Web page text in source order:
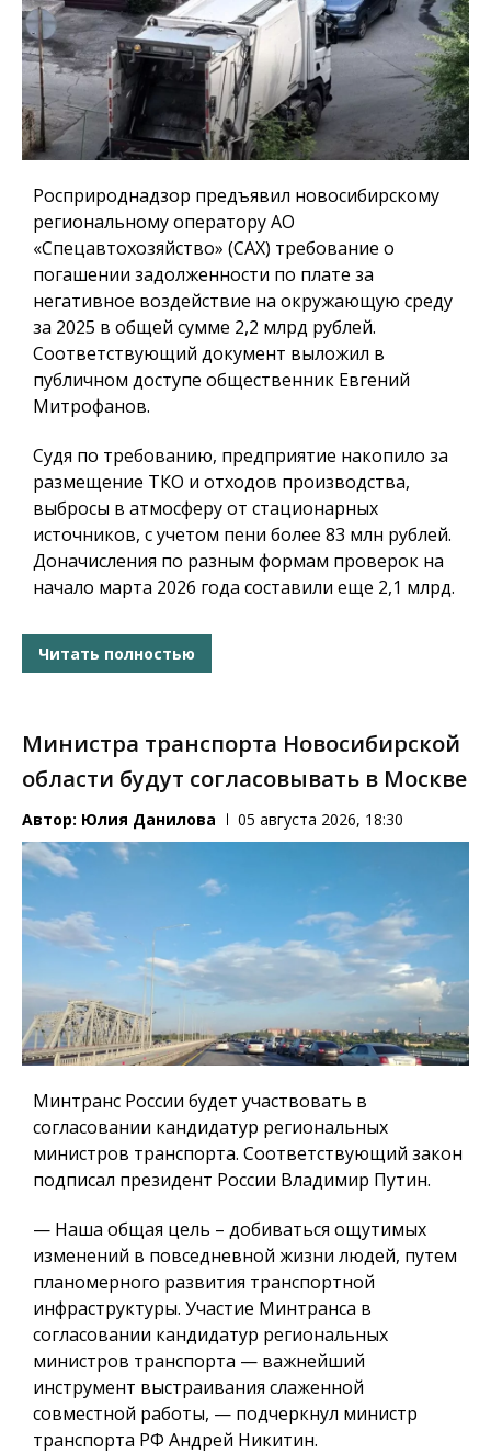
Росприроднадзор предъявил новосибирскому
региональному оператору АО
«Спецавтохозяйство» (САХ) требование о
погашении задолженности по плате за
негативное воздействие на окружающую среду
за 2025 в общей сумме 2,2 млрд рублей.
Соответствующий документ выложил в
публичном доступе общественник Евгений
Митрофанов.
Судя по требованию, предприятие накопило за
размещение ТКО и отходов производства,
выбросы в атмосферу от стационарных
источников, с учетом пени более 83 млн рублей.
Доначисления по разным формам проверок на
начало марта 2026 года составили еще 2,1 млрд.
Читать полностью
Министра транспорта Новосибирской
области будут согласовывать в Москве
Автор: Юлия Данилова 05 августа 2026, 18:30
Минтранс России будет участвовать в
согласовании кандидатур региональных
министров транспорта. Соответствующий закон
подписал президент России Владимир Путин.
— Наша общая цель – добиваться ощутимых
изменений в повседневной жизни людей, путем
планомерного развития транспортной
инфраструктуры. Участие Минтранса в
согласовании кандидатур региональных
министров транспорта — важнейший
инструмент выстраивания слаженной
совместной работы, — подчеркнул министр
транспорта РФ Андрей Никитин.